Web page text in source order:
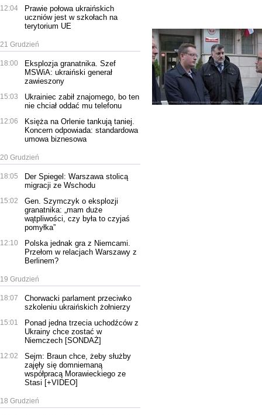
12:04
Prawie połowa ukraińskich
uczniów jest w szkołach na
terytorium UE
21 Grudzień
18:00
Eksplozja granatnika. Szef
MSWiA: ukraiński generał
zawieszony
15:03
Ukrainiec zabił znajomego, bo ten
nie chciał oddać mu telefonu
12:06
Księża na Orlenie tankują taniej.
Koncern odpowiada: standardowa
umowa biznesowa
20 Grudzień
18:05
Der Spiegel: Warszawa stolicą
migracji ze Wschodu
15:02
Gen. Szymczyk o eksplozji
granatnika: „mam duże
wątpliwości, czy była to czyjaś
pomyłka”
12:10
Polska jednak gra z Niemcami.
Przełom w relacjach Warszawy z
Berlinem?
19 Grudzień
18:07
Chorwacki parlament przeciwko
szkoleniu ukraińskich żołnierzy
15:01
Ponad jedna trzecia uchodźców z
Ukrainy chce zostać w
Niemczech [SONDAŻ]
12:02
Sejm: Braun chce, żeby służby
zajęły się domniemaną
współpracą Morawieckiego ze
Stasi [+VIDEO]
18 Grudzień